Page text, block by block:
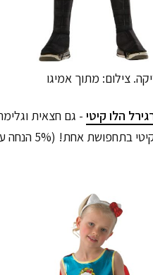
צילום: מתוך אמיגו
הלו קיטי - גם חצאית
וגם קשת הלו קיטי